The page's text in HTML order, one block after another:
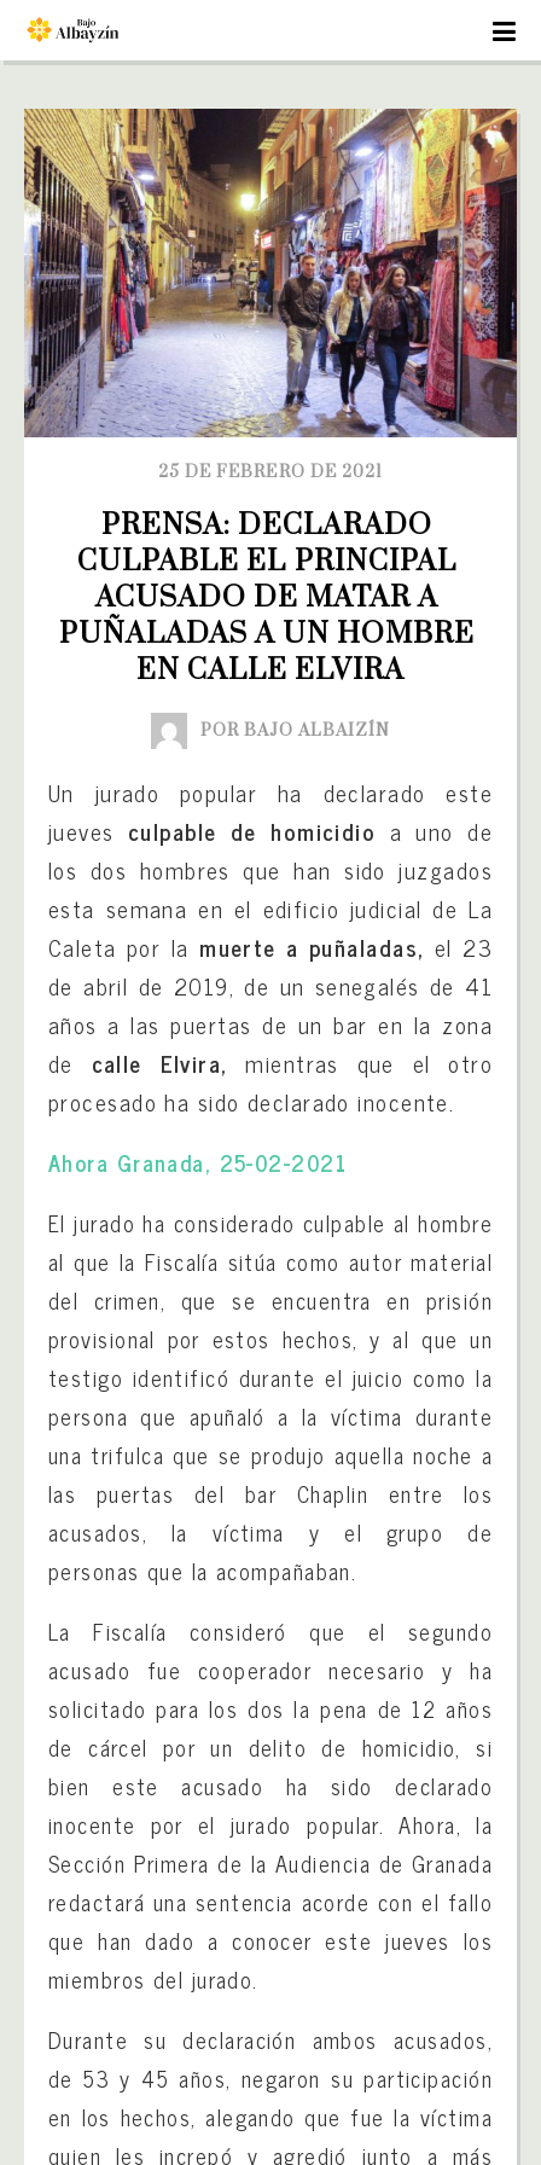
25 DE FEBRERO DE 2021
PRENSA: DECLARADO
CULPABLE EL PRINCIPAL
ACUSADO DE MATAR A
PUÑALADAS A UN HOMBRE
EN CALLE ELVIRA
POR BAJO ALBAIZÍN
Un jurado popular ha declarado este
jueves culpable de homicidio a uno de
los dos hombres que han sido juzgados
esta semana en el edificio judicial de La
Caleta por la muerte a puñaladas, el 23
de abril de 2019, de un senegalés de 41
años a las puertas de un bar en la zona
de calle Elvira,mientras que el otro
procesado ha sido declarado inocente.
Ahora Granada, 25-02-2021
El jurado ha considerado culpable al hombre
al que la Fiscalía sitúa como autor material
del crimen, que se encuentra en prisión
provisional por estos hechos, y al que un
testigo identificó durante el juicio como la
persona que apuñaló a la víctima durante
una trifulca que se produjo aquella noche a
las puertas del bar Chaplin entre los
acusados, la víctima y el grupo de
personas que la acompañaban.
La Fiscalía consideró que el segundo
acusado fue cooperador necesario y ha
solicitado para los dos la pena de 12 años
de cárcel por un delito de homicidio, si
bien este acusado ha sido declarado
inocente por el jurado popular. Ahora, la
Sección Primera de la Audiencia de Granada
redactará una sentencia acorde con el fallo
que han dado a conocer este jueves los
miembros del jurado.
Durante su declaración ambos acusados,
de 53 y 45 años, negaron su participación
en los hechos, alegando que fue la víctima
quien les increpó y agredió junto a más